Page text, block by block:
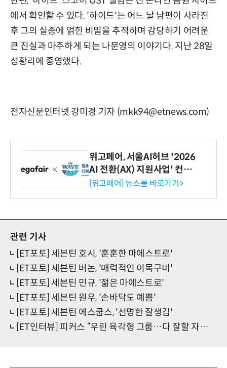
에서 확인할 수 있다. '하이드'는 어느 날 남편이 사라진
후 그의 실종에 얽힌 비밀을 추적하며 감당하기 어려운
큰 진실과 마주하게 되는 나문영의 이야기다. 지난 28일
성황리에 종영했다.
전자신문인터넷 강미경 기자 (mkk94@etnews.com)
위고페어, 서울AI허브 '2026
AI 전환(AX) 지원사업' 컨소
시엄 선정
[위고페어] 뉴스룸 바로가기>
관련 기사
[ET포토] 세븐틴 호시, '훈훈한 마에스트로'
[ET포토] 세븐틴 버논, '매력적인 이목구비'
[ET포토] 세븐틴 민규, '젊은 마에스트로'
[ET포토] 세븐틴 원우, '손바닥도 예쁨'
[ET포토] 세븐틴 에스쿱스, '선명한 잘생김'
[ET인터뷰] 피커스 “우린 육각형 그룹…다 잘할 자신 있어요!”